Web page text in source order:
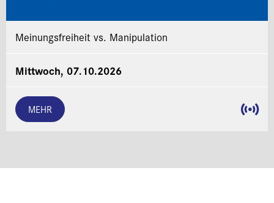
Meinungsfreiheit vs. Manipulation
Mittwoch, 07.10.2026
MEHR